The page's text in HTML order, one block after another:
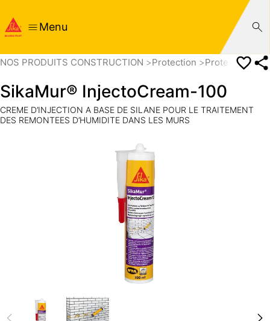
Menu
NOS PRODUITS CONSTRUCTION Protection Protection et
SikaMur® InjectoCream-100
CREME D’INJECTION A BASE DE SILANE POUR LE TRAITEMENT
DES REMONTEES D’HUMIDITE DANS LES MURS